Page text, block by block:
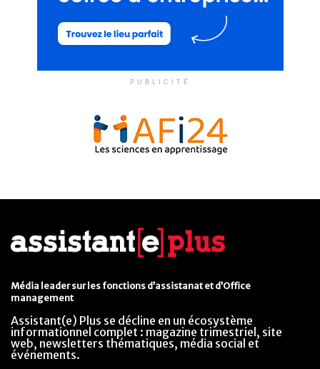
PUBLICITÉ
Média leader sur les fonctions d’assistanat et d’Office
management
Assistant(e) Plus se décline en un écosystème
informationnel complet : magazine trimestriel, site
web, newsletters thématiques, média social et
événements.